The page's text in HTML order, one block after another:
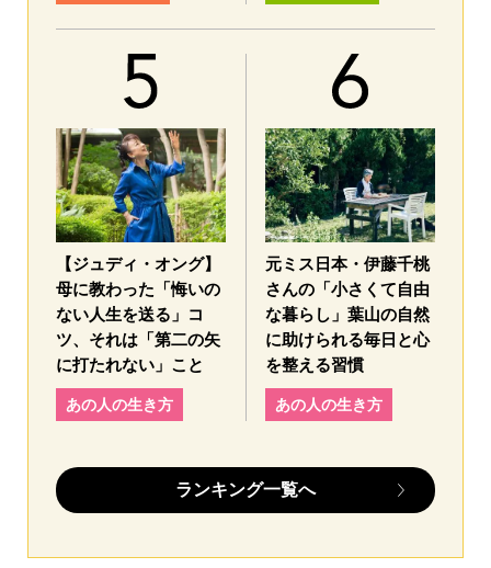
【ジュディ・オング】
母に教わった「悔いの
ない人生を送る」コ
ツ、それは「第二の矢
に打たれない」こと
あの人の生き方
元ミス日本・伊藤千桃
さんの「小さくて自由
な暮らし」葉山の自然
に助けられる毎日と心
を整える習慣
あの人の生き方
ランキング一覧へ